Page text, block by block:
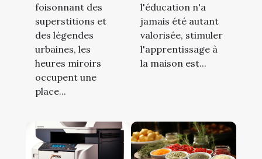
foisonnant des
superstitions et
des légendes
urbaines, les
heures miroirs
occupent une
place...
l'éducation n'a
jamais été autant
valorisée, stimuler
l'apprentissage à
la maison est...